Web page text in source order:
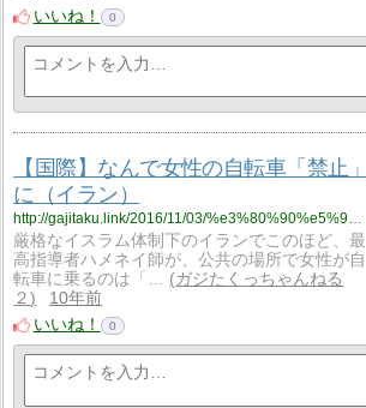
いいね！
0
【国際】なんで女性の自転車「禁止」
に（イラン）
http://gajitaku.link/2016/11/03/%e3%80%90%e5%9b%bd%e9%9a%9b%e3%80%91%e3%81%aa%e3%82%93%e3%81%a7%e5%a5%b3%e6%80%a7%e3%81%ae%e8%87%aa%e8%bb%a2%e8%bb%8a%e3%80%8c%e7%a6%81%e6%ad%a2%e3%80%8d%e3%81%ab%ef%bc%88%e3%82%a4%e3%83%a9%e3%83%b3/
厳格なイスラム体制下のイランでこのほど、最
高指導者ハメネイ師が、公共の場所で女性が自
転車に乗るのは「…
ガジたくっちゃんねる
２
10年前
いいね！
0